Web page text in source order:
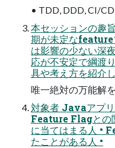
• TDD, DDD, CI/
本セッションの趣
期が未定なfeature
は影響の少ない深
応が不安定で綱渡
具や考え方を紹介し
唯一絶対の万能解
対象者 Javaアプリ
Feature Flagとの
に当てはまる人 •
たことがある人 •